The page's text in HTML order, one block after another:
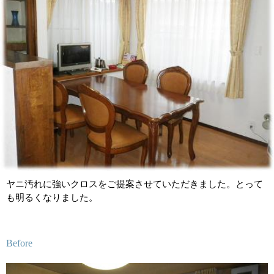
ヤニ汚れに強いクロスをご提案させていただきました。とって
も明るくなりました。
Before